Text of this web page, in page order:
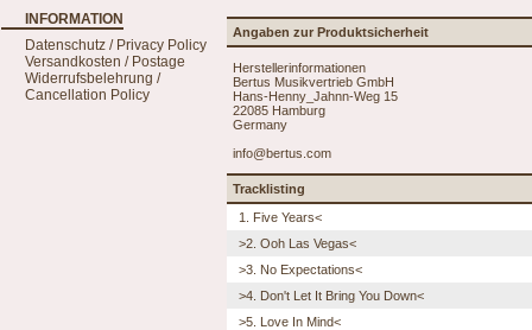
INFORMATION
Datenschutz / Privacy Policy
Versandkosten / Postage
Widerrufsbelehrung /
Cancellation Policy
Angaben zur Produktsicherheit
Herstellerinformationen
Bertus Musikvertrieb GmbH
Hans-Henny_Jahnn-Weg 15
22085 Hamburg
Germany
info@bertus.com
Tracklisting
1. Five Years<
>2. Ooh Las Vegas<
>3. No Expectations<
>4. Don't Let It Bring You Down<
>5. Love In Mind<